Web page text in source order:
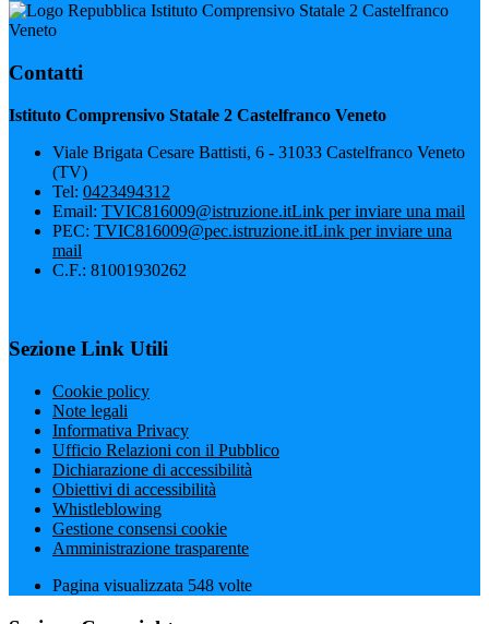
Istituto Comprensivo Statale 2 Castelfranco
Veneto
Contatti
Istituto Comprensivo Statale 2 Castelfranco Veneto
Viale Brigata Cesare Battisti, 6 - 31033 Castelfranco Veneto
(TV)
Tel: 0423494312
Email: TVIC816009@istruzione.itLink per inviare una mail
PEC: TVIC816009@pec.istruzione.itLink per inviare una
mail
C.F.: 81001930262
Sezione Link Utili
Cookie policy
Note legali
Informativa Privacy
Ufficio Relazioni con il Pubblico
Dichiarazione di accessibilità
Obiettivi di accessibilità
Whistleblowing
Gestione consensi cookie
Amministrazione trasparente
Pagina visualizzata 548 volte